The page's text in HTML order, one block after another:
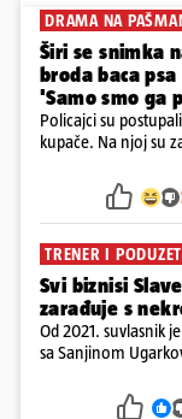
DRAMA NA
Širi se snimka
broda baca
'Samo smo ga
Policajci su
kupače. Na njoj su
ga uhitili, a psa je
TRENER I
Svi biznisi
zarađuje s
Od 2021. suvlasnik
sa Sanjinom
poslovanje